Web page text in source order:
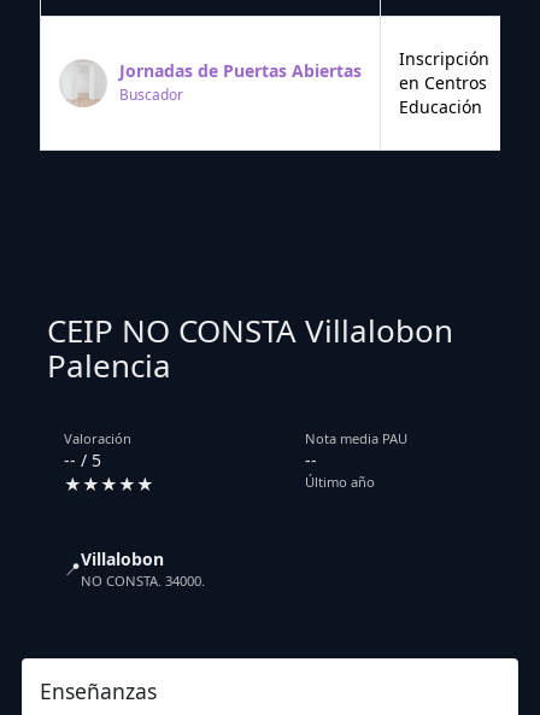
Jornadas de Puertas Abiertas
Buscador
Inscripción
en Centros
Educación
CEIP NO CONSTA Villalobon
Palencia
Valoración
-- / 5
★★★★★
Nota media PAU
--
Último año
📍Villalobon
NO CONSTA. 34000.
Enseñanzas